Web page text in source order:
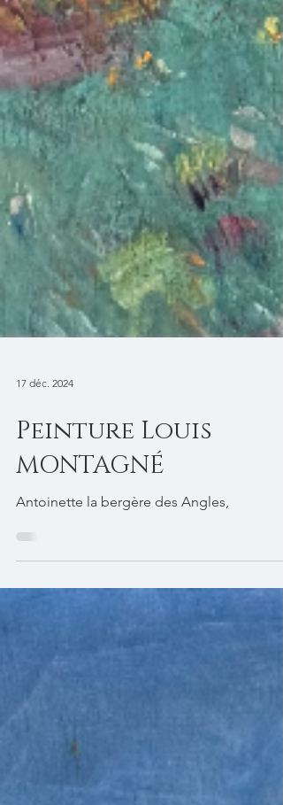
17 déc. 2024
Peinture Louis
MONTAGNÉ
Antoinette la bergère des Angles,